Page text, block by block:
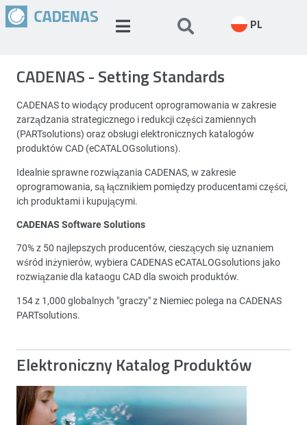
PL
CADENAS - Setting Standards
CADENAS to wiodący producent oprogramowania w zakresie
zarządzania strategicznego i redukcji części zamiennych
(PARTsolutions) oraz obsługi elektronicznych katalogów
produktów CAD (eCATALOGsolutions).
Idealnie sprawne rozwiązania CADENAS, w zakresie
oprogramowania, są łącznikiem pomiędzy producentami części,
ich produktami i kupującymi.
CADENAS Software Solutions
70% z 50 najlepszych producentów, cieszących się uznaniem
wśród inżynierów, wybiera CADENAS eCATALOGsolutions jako
rozwiązanie dla kataogu CAD dla swoich produktów.
154 z 1,000 globalnych "graczy" z Niemiec polega na CADENAS
PARTsolutions.
Elektroniczny Katalog Produktów